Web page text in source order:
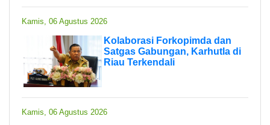
Kamis, 06 Agustus 2026
Kolaborasi Forkopimda dan
Satgas Gabungan, Karhutla di
Riau Terkendali
Kamis, 06 Agustus 2026